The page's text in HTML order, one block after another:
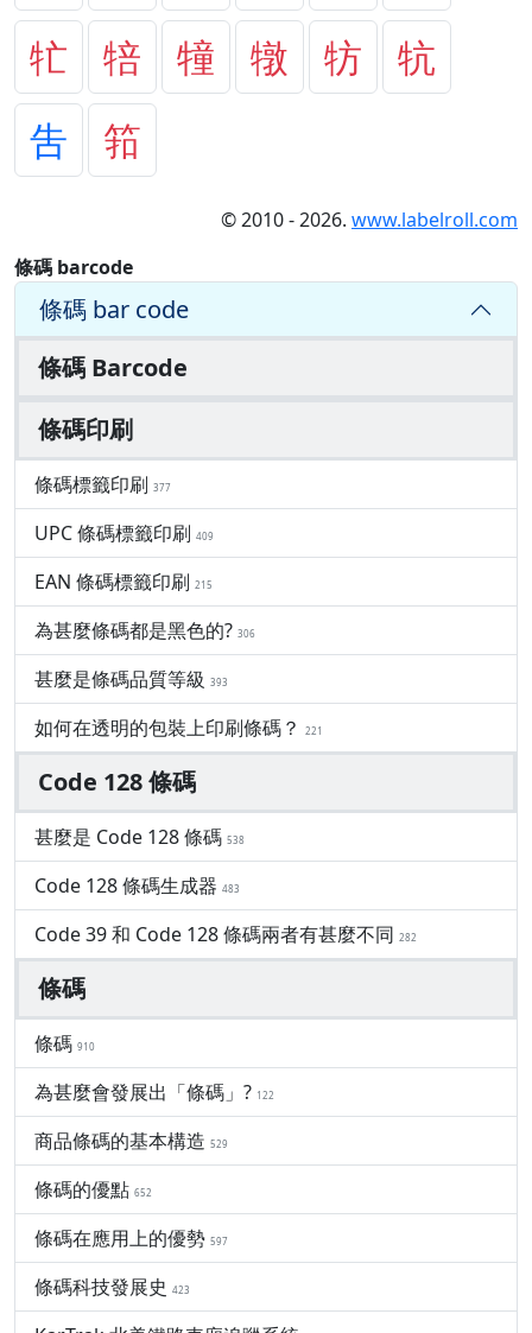
牤
犃 犝 犜 牥
牨
吿
筘
© 2010 - 2026. www.labelroll.com
條碼 barcode
條碼 bar code
條碼 Barcode
條碼印刷
條碼標籤印刷 377
UPC 條碼標籤印刷 409
EAN 條碼標籤印刷 215
為甚麼條碼都是黑色的? 306
甚麼是條碼品質等級 393
如何在透明的包裝上印刷條碼？ 221
Code 128 條碼
甚麼是 Code 128 條碼 538
Code 128 條碼生成器 483
Code 39 和 Code 128 條碼兩者有甚麼不同 282
條碼
條碼 910
為甚麼會發展出「條碼」? 122
商品條碼的基本構造 529
條碼的優點 652
條碼在應用上的優勢 597
條碼科技發展史 423